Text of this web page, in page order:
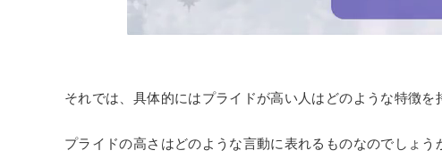
それでは、具体的にはプライドが高い人はどのような特徴を
プライドの高さはどのような言動に表れるものなのでしょう